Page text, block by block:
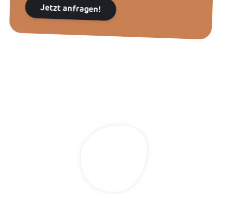
Jetzt anfragen!